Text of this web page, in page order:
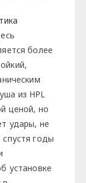
более
из HPL
ценой, но
удары, не
годы
установке